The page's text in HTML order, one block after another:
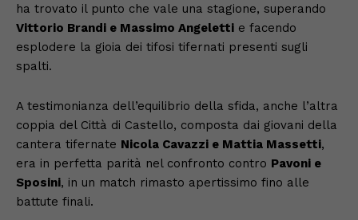
ha trovato il punto che vale una stagione, superando
Vittorio Brandi e Massimo Angeletti e facendo
esplodere la gioia dei tifosi tifernati presenti sugli
spalti.
A testimonianza dell’equilibrio della sfida, anche l’altra
coppia del Città di Castello, composta dai giovani della
cantera tifernate Nicola Cavazzi e Mattia Massetti,
era in perfetta parità nel confronto contro Pavoni e
Sposini, in un match rimasto apertissimo fino alle
battute finali.